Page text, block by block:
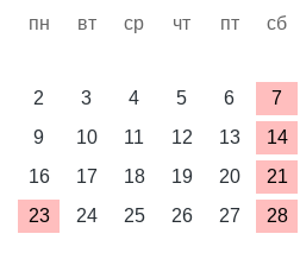
пн вт ср чт пт сб
2
3 4 5 6 7
9
10 11 12 13 14
16
17 18 19 20 21
23
24 25 26 27 28